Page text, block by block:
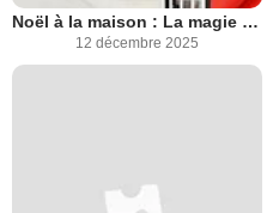
Noël à la maison : La magie des fêtes
12 décembre 2025